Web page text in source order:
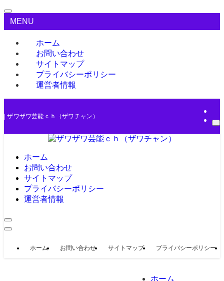
MENU
ホーム
お問い合わせ
サイトマップ
プライバシーポリシー
運営者情報
| ザワザワ芸能ｃｈ（ザワチャン）
ホーム
お問い合わせ
サイトマップ
プライバシーポリシー
運営者情報
ホーム お問い合わせ サイトマップ プライバシーポリシー
ホーム